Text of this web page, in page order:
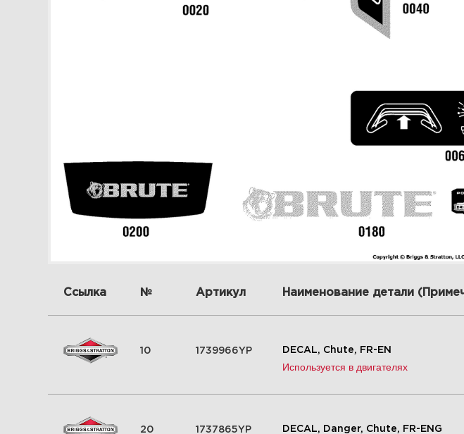
Ссылка № Артикул Наименование детали
10 1739966YP DECAL, Chute, FR-EN
Используется в двигателях
20 1737865YP DECAL, Danger, Chute, FR-ENG